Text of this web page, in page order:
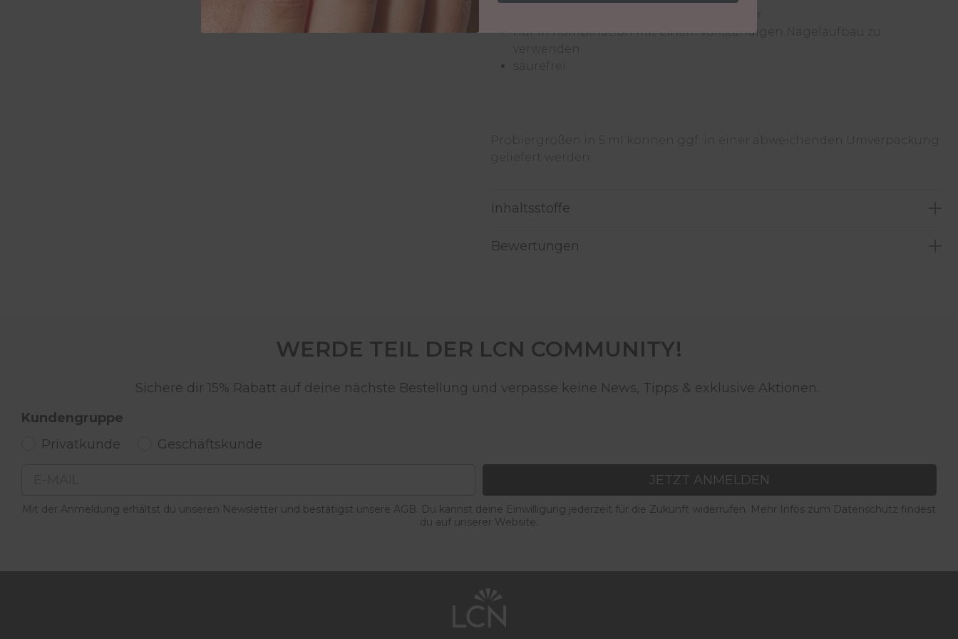
in verschiedenen Farbtönungen wählbar
nur in Kombination mit einem vollständigen Nagelaufbau zu
verwenden
säurefrei
Probiergrößen in 5 ml können ggf. in einer abweichenden Umverpackung
geliefert werden.
Inhaltsstoffe
Bewertungen
WERDE TEIL DER LCN COMMUNITY!
Sichere dir 15% Rabatt auf deine nächste Bestellung und verpasse keine News, Tipps & exklusive Aktionen.
Kundengruppe
Privatkunde
Geschäftskunde
JETZT ANMELDEN
Mit der Anmeldung erhältst du unseren Newsletter und bestätigst unsere AGB. Du kannst deine Einwilligung jederzeit für die Zukunft widerrufen. Mehr Infos zum Datenschutz findest
du auf unserer Website.